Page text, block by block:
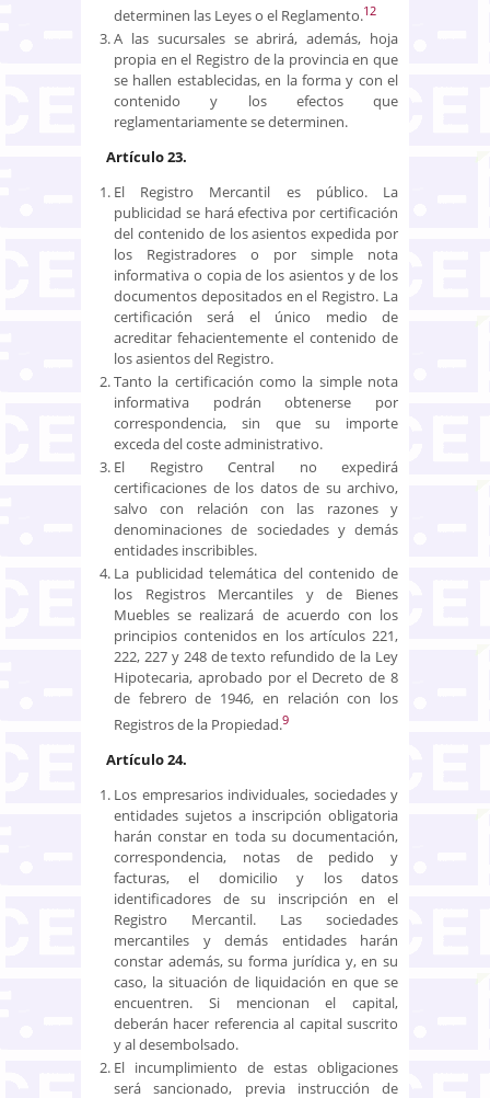
determinen las Leyes o el Reglamento.12
A las sucursales se abrirá, además, hoja
propia en el Registro de la provincia en que
se hallen establecidas, en la forma y con el
contenido y los efectos que
reglamentariamente se determinen.
Artículo 23.
El Registro Mercantil es público. La
publicidad se hará efectiva por certificación
del contenido de los asientos expedida por
los Registradores o por simple nota
informativa o copia de los asientos y de los
documentos depositados en el Registro. La
certificación será el único medio de
acreditar fehacientemente el contenido de
los asientos del Registro.
Tanto la certificación como la simple nota
informativa podrán obtenerse por
correspondencia, sin que su importe
exceda del coste administrativo.
El Registro Central no expedirá
certificaciones de los datos de su archivo,
salvo con relación con las razones y
denominaciones de sociedades y demás
entidades inscribibles.
La publicidad telemática del contenido de
los Registros Mercantiles y de Bienes
Muebles se realizará de acuerdo con los
principios contenidos en los artículos 221,
222, 227 y 248 de texto refundido de la Ley
Hipotecaria, aprobado por el Decreto de 8
de febrero de 1946, en relación con los
Registros de la Propiedad.9
Artículo 24.
Los empresarios individuales, sociedades y
entidades sujetos a inscripción obligatoria
harán constar en toda su documentación,
correspondencia, notas de pedido y
facturas, el domicilio y los datos
identificadores de su inscripción en el
Registro Mercantil. Las sociedades
mercantiles y demás entidades harán
constar además, su forma jurídica y, en su
caso, la situación de liquidación en que se
encuentren. Si mencionan el capital,
deberán hacer referencia al capital suscrito
y al desembolsado.
El incumplimiento de estas obligaciones
será sancionado, previa instrucción de